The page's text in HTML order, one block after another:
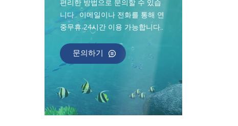
편리한 방법으로 문의할 수 있습
니다.. 이메일이나 전화를 통해 연
중무휴 24시간 이용 가능합니다..
문의하기